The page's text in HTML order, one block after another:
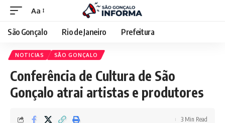
Aa
São Gonçalo Rio de Janeiro Prefeitura
NOTICIAS SÃO GONÇALO
Conferência de Cultura de São
Gonçalo atrai artistas e produtores
3 Min Read